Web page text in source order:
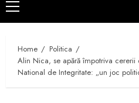
Primary
Menu
Home
Politica
Alin Nica, se apără împotriva
National de Integritate: „un joc